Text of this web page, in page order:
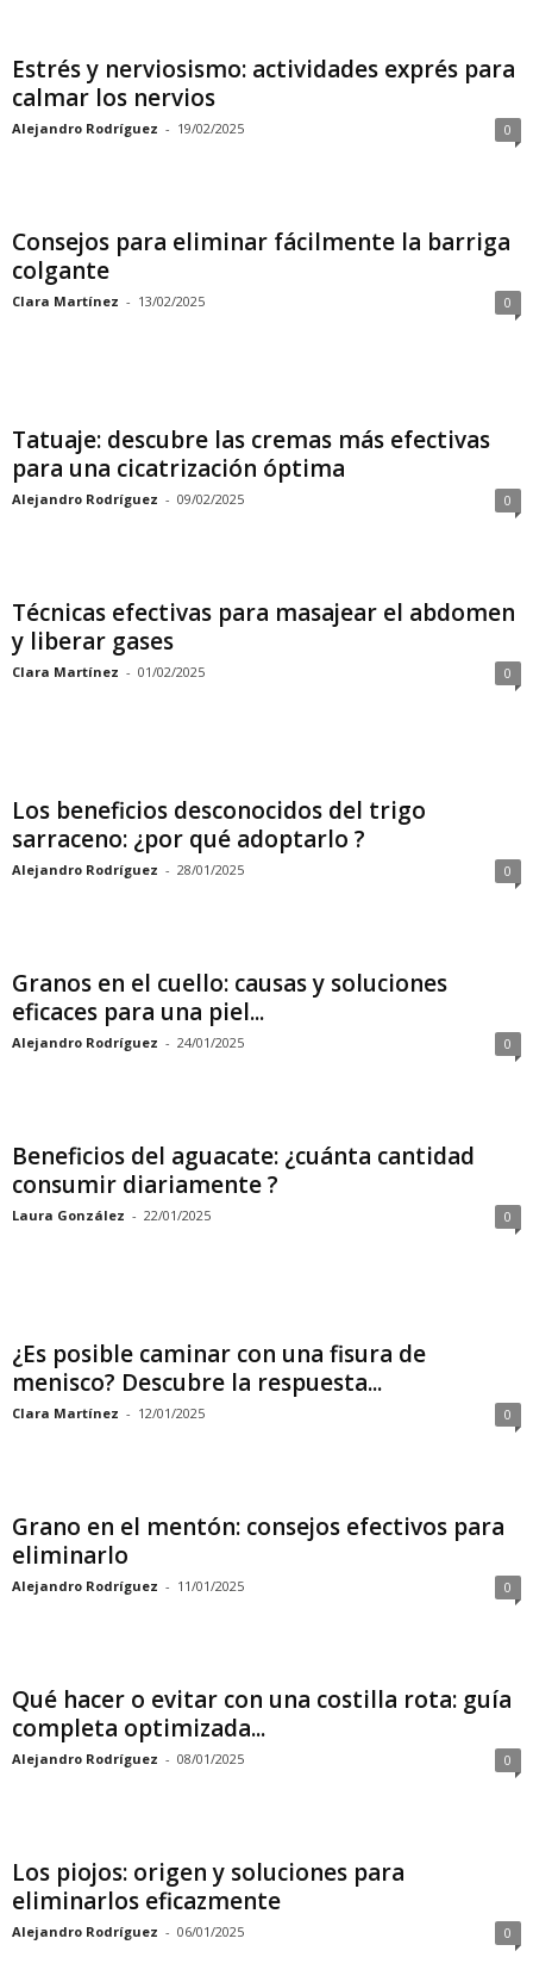
Estrés y nerviosismo: actividades exprés para
calmar los nervios
Alejandro Rodríguez - 19/02/2025 0
Consejos para eliminar fácilmente la barriga
colgante
Clara Martínez - 13/02/2025 0
Tatuaje: descubre las cremas más efectivas
para una cicatrización óptima
Alejandro Rodríguez - 09/02/2025 0
Técnicas efectivas para masajear el abdomen
y liberar gases
Clara Martínez - 01/02/2025 0
Los beneficios desconocidos del trigo
sarraceno: ¿por qué adoptarlo ?
Alejandro Rodríguez - 28/01/2025 0
Granos en el cuello: causas y soluciones
eficaces para una piel...
Alejandro Rodríguez - 24/01/2025 0
Beneficios del aguacate: ¿cuánta cantidad
consumir diariamente ?
Laura González - 22/01/2025 0
¿Es posible caminar con una fisura de
menisco? Descubre la respuesta...
Clara Martínez - 12/01/2025 0
Grano en el mentón: consejos efectivos para
eliminarlo
Alejandro Rodríguez - 11/01/2025 0
Qué hacer o evitar con una costilla rota: guía
completa optimizada...
Alejandro Rodríguez - 08/01/2025 0
Los piojos: origen y soluciones para
eliminarlos eficazmente
Alejandro Rodríguez - 06/01/2025 0